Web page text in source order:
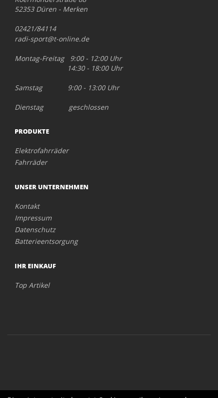
52353 Düren - Merken
02421/84114
radi-sport@t-online.de
Montag-Freitag 9:00 - 12:00 Uhr
14:30 - 18:00 Uhr
Samstag 9:00 - 13:00 Uhr
Dienstag geschlossen
PRODUKTE
Elektrofahrräder
Fahrräder
UNSER UNTERNEHMEN
Kontakt
Impressum
Datenschutz
Batterieentsorgung
IHR EINKAUF
Top Artikel